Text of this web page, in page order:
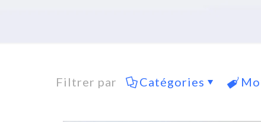
Filtrer par Catégories